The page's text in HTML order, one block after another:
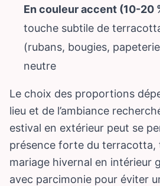
En couleur accent (10-20
touche subtile de
(rubans, bougies,
neutre
Le choix des proportions
lieu et de l’ambiance
estival en extérieur peut se
présence forte du terracotta,
mariage hivernal en intérieur
avec parcimonie pour éviter